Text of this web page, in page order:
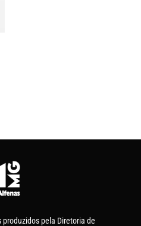
produzidos pela Diretoria de